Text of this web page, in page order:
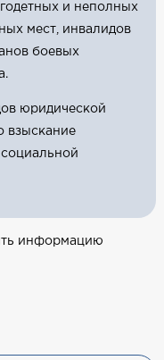
и неполных
мест, инвалидов
боевых
юридической
взыскание
информацию